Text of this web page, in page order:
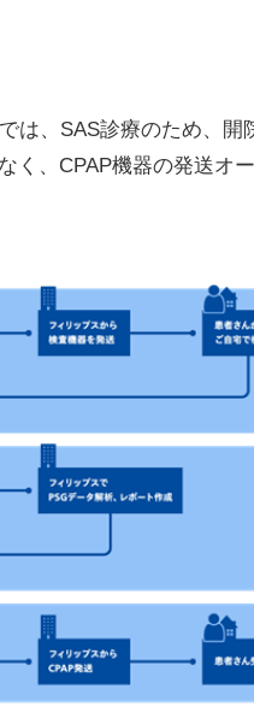
、SAS診療のため、開
く、CPAP機器の発送オ